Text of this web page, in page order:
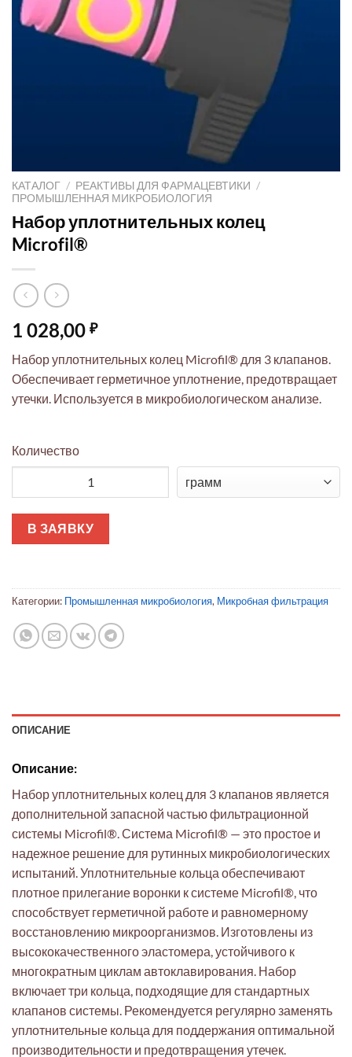
КАТАЛОГ / РЕАКТИВЫ ДЛЯ ФАРМАЦЕВТИКИ /
ПРОМЫШЛЕННАЯ МИКРОБИОЛОГИЯ
Набор уплотнительных колец
Microfil®
1 028,00 ₽
Набор уплотнительных колец Microfil® для 3 клапанов.
Обеспечивает герметичное уплотнение, предотвращает
утечки. Используется в микробиологическом анализе.
Количество
В ЗАЯВКУ
Категории: Промышленная микробиология, Микробная фильтрация
ОПИСАНИЕ
Описание:
Набор уплотнительных колец для 3 клапанов является
дополнительной запасной частью фильтрационной
системы Microfil®. Система Microfil® — это простое и
надежное решение для рутинных микробиологических
испытаний. Уплотнительные кольца обеспечивают
плотное прилегание воронки к системе Microfil®, что
способствует герметичной работе и равномерному
восстановлению микроорганизмов. Изготовлены из
высококачественного эластомера, устойчивого к
многократным циклам автоклавирования. Набор
включает три кольца, подходящие для стандартных
клапанов системы. Рекомендуется регулярно заменять
уплотнительные кольца для поддержания оптимальной
производительности и предотвращения утечек.